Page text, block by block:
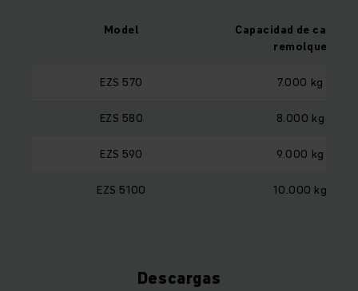
Model
Capacidad de carga
remolque
EZS 570 7.000 kg
EZS 580 8.000 kg
EZS 590 9.000 kg
EZS 5100 10.000 kg
Descargas